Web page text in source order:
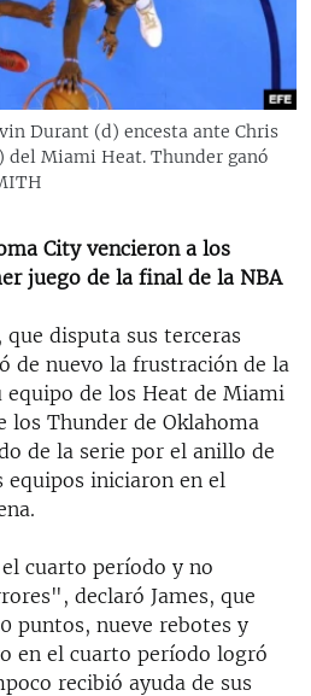
EN CUBA
EN AMÉRICA LATINA
UCRANIA
Durant (d) encesta ante Chris
del Miami Heat. Thunder ganó
City vencieron a los
juego de la final de la NBA
que disputa sus terceras
de nuevo la frustración de la
de los Heat de Miami
los Thunder de Oklahoma
de la serie por el anillo de
equipos iniciaron en el
cuarto período y no
declaró James, que
puntos, nueve rebotes y
en el cuarto período logró
recibió ayuda de sus